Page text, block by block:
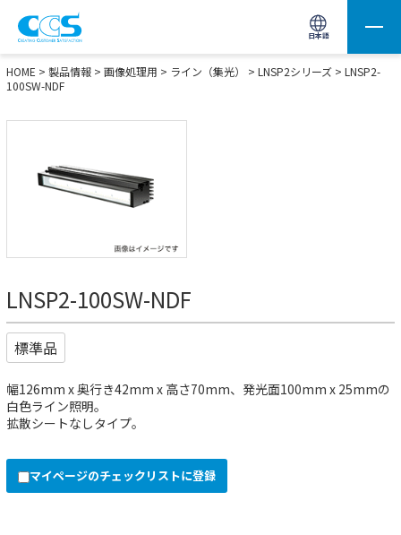
日本語
画像処理用の製品検索 サイト内検索(Enterで実行)
HOME > 製品情報 > 画像処理用 > ライン（集光） > LNSP2シリーズ > LNSP2-
100SW-NDF
LNSP2-100SW-NDF
標準品
幅126mm x 奥行き42mm x 高さ70mm、発光面100mm x 25mmの
白色ライン照明。
拡散シートなしタイプ。
マイページのチェックリストに登録